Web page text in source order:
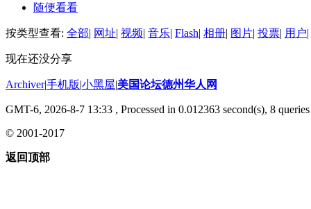
随便看看
按类型查看: 全部| 网址| 视频| 音乐| Flash| 相册| 图片| 投票| 用户|
现在还没分享
Archiver|手机版|小黑屋|美国论坛德州华人网
GMT-6, 2026-8-7 13:33 , Processed in 0.012363 second(s), 8
© 2001-2017
返回顶部